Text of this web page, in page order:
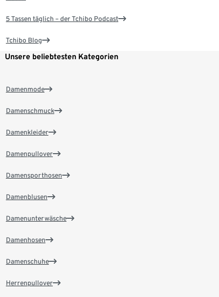
5 Tassen täglich – der Tchibo Podcast
Tchibo Blog
Unsere beliebtesten Kategorien
Damenmode
Damenschmuck
Damenkleider
Damenpullover
Damensporthosen
Damenblusen
Damenunterwäsche
Damenhosen
Damenschuhe
Herrenpullover